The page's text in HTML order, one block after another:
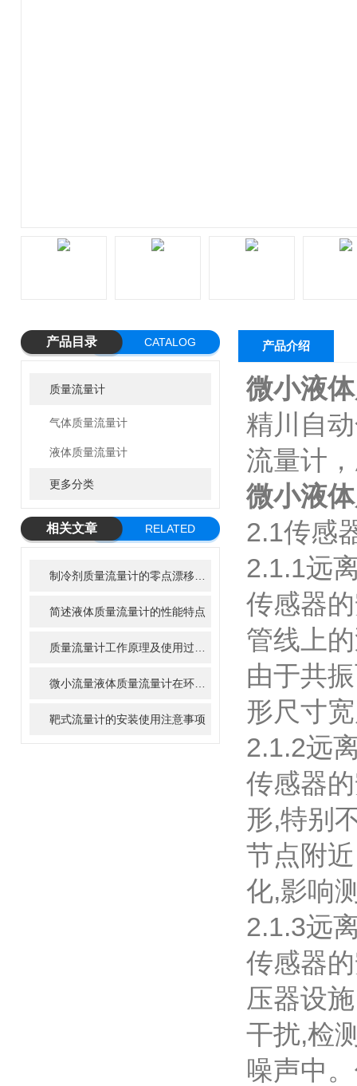
产品目录 CATALOG
质量流量计
气体质量流量计
液体质量流量计
更多分类
相关文章
RELATED
简述液体质量流量计的性能特点
靶式流量计的安装使用注意事项
产品介绍
微小液
精川自
流量计
微小液
2.1传感
2.1.1远
传感器
管线上
由于共
形尺寸
2.1.2远
传感器
形,特别
节点附
化,影响
2.1.3远
传感器
压器设
干扰,检
噪声中